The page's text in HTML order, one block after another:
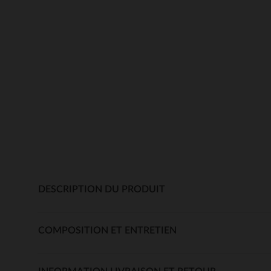
DESCRIPTION DU PRODUIT
COMPOSITION ET ENTRETIEN